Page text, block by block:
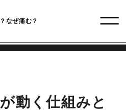
なぜ痛む？
動く仕組みと